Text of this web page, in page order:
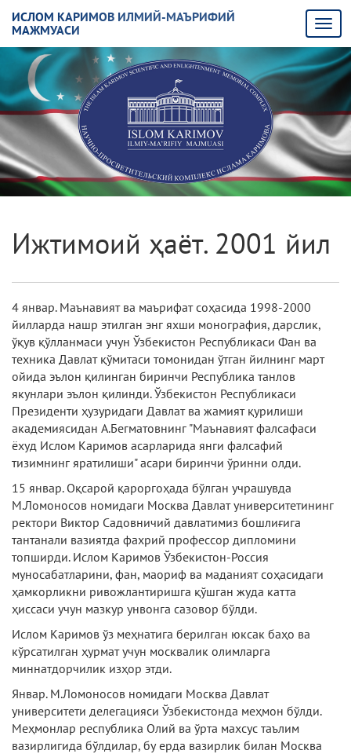
ИСЛОМ КАРИМОВ ИЛМИЙ-МАЪРИФИЙ
МАЖМУАСИ
Ижтимоий ҳаёт. 2001 йил
4 январ. Маънавият ва маърифат соҳасида 1998-2000
йилларда нашр этилган энг яхши монография, дарслик,
ўқув қўлланмаси учун Ўзбекистон Республикаси Фан ва
техника Давлат қўмитаси томонидан ўтган йилнинг март
ойида эълон қилинган биринчи Республика танлов
якунлари эълон қилинди. Ўзбекистон Республикаси
Президенти ҳузуридаги Давлат ва жамият қурилиши
академиясидан А.Бегматовнинг "Маънавият фалсафаси
ёхуд Ислом Каримов асарларида янги фалсафий
тизимнинг яратилиши" асари биринчи ўринни олди.
15 январ. Оқсарой қароргоҳада бўлган учрашувда
М.Ломоносов номидаги Москва Давлат университетининг
ректори Виктор Садовничий давлатимиз бошлиғига
тантанали вазиятда фахрий профессор дипломини
топширди. Ислом Каримов Ўзбекистон-Россия
муносабатларини, фан, маориф ва маданият соҳасидаги
ҳамкорликни ривожлантиришга қўшган жуда катта
ҳиссаси учун мазкур унвонга сазовор бўлди.
Ислом Каримов ўз меҳнатига берилган юксак баҳо ва
кўрсатилган ҳурмат учун москвалик олимларга
миннатдорчилик изҳор этди.
Январ. М.Ломоносов номидаги Москва Давлат
университети делегацияси Ўзбекистонда меҳмон бўлди.
Меҳмонлар республика Олий ва ўрта махсус таълим
вазирлигида бўлдилар, бу ерда вазирлик билан Москва